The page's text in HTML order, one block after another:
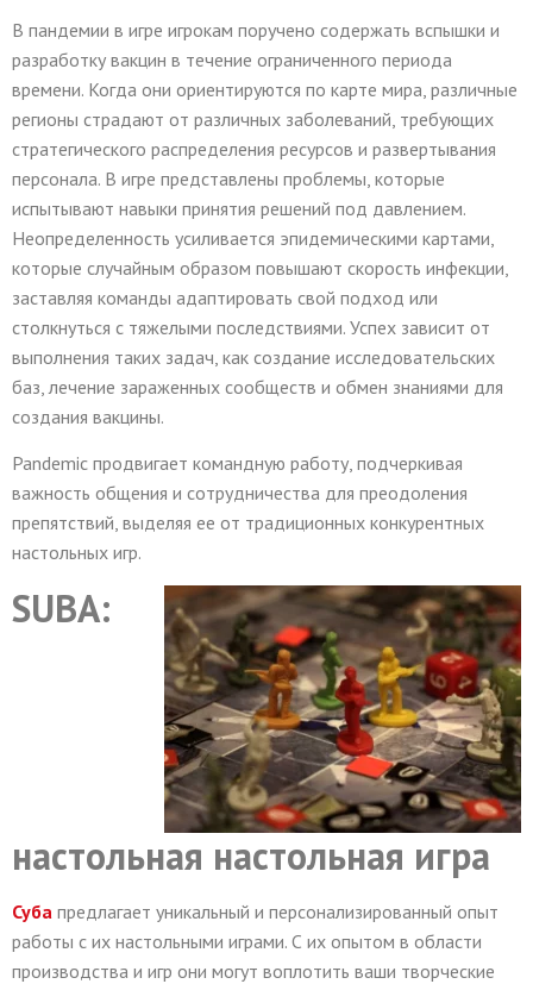
В пандемии в игре игрокам поручено содержать вспышки и
разработку вакцин в течение ограниченного периода
времени. Когда они ориентируются по карте мира, различные
регионы страдают от различных заболеваний, требующих
стратегического распределения ресурсов и развертывания
персонала. В игре представлены проблемы, которые
испытывают навыки принятия решений под давлением.
Неопределенность усиливается эпидемическими картами,
которые случайным образом повышают скорость инфекции,
заставляя команды адаптировать свой подход или
столкнуться с тяжелыми последствиями. Успех зависит от
выполнения таких задач, как создание исследовательских
баз, лечение зараженных сообществ и обмен знаниями для
создания вакцины.
Pandemic продвигает командную работу, подчеркивая
важность общения и сотрудничества для преодоления
препятствий, выделяя ее от традиционных конкурентных
настольных игр.
SUBA:
настольная настольная игра
Суба предлагает уникальный и персонализированный опыт
работы с их настольными играми. С их опытом в области
производства и игр они могут воплотить ваши творческие